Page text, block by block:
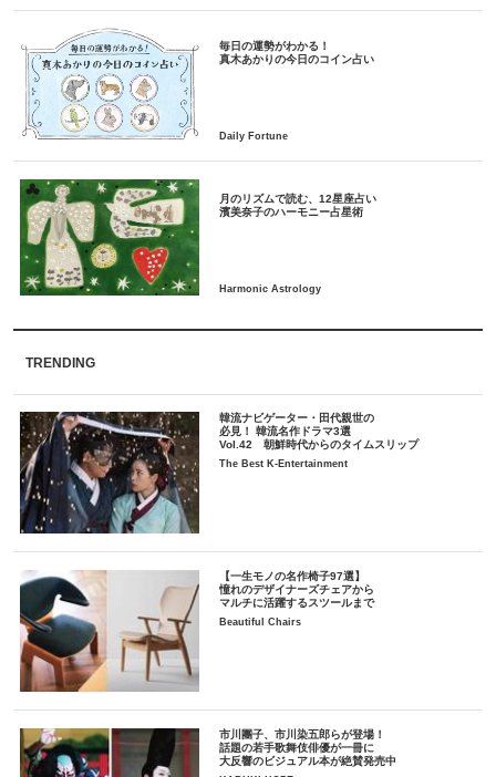
毎日の運勢がわかる！
月のリズムで読む、12星座占い
TRENDING
韓流ナビゲーター・田代親世の
必見！ 韓流名作ドラマ3選
Vol.42 朝鮮時代からのタイムスリップ
The Best K-Entertainment
【一生モノの名作椅子97選】
憧れのデザイナーズチェアから
マルチに活躍するスツールまで
Beautiful Chairs
市川團子、市川染五郎らが登場！
話題の若手歌舞伎俳優が一冊に
大反響のビジュアル本が絶賛発売中